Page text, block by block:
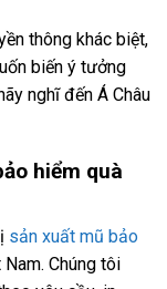
thông khác biệt,
biến ý tưởng
nghĩ đến Á Châu
hiểm quà
sản xuất mũ bảo
Chúng tôi